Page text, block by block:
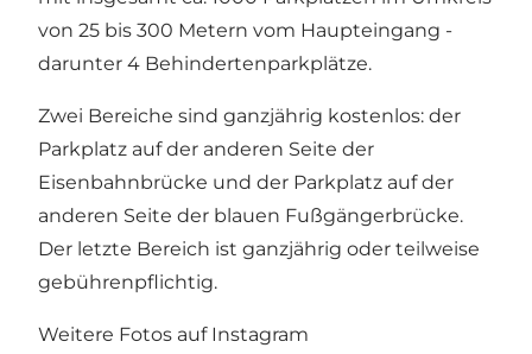
von 25 bis 300 Metern vom Haupteingang -
darunter 4 Behindertenparkplätze.
Zwei Bereiche sind ganzjährig kostenlos: der
Parkplatz auf der anderen Seite der
Eisenbahnbrücke und der Parkplatz auf der
anderen Seite der blauen Fußgängerbrücke.
Der letzte Bereich ist ganzjährig oder teilweise
gebührenpflichtig.
Weitere Fotos auf Instagram